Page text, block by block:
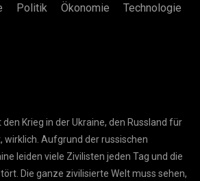
Politik Ökonomie Technologie
Krieg in der Ukraine, den Russland für
wirklich. Aufgrund der russischen
leiden viele Zivilisten jeden Tag und die
Die ganze zivilisierte Welt muss sehen,